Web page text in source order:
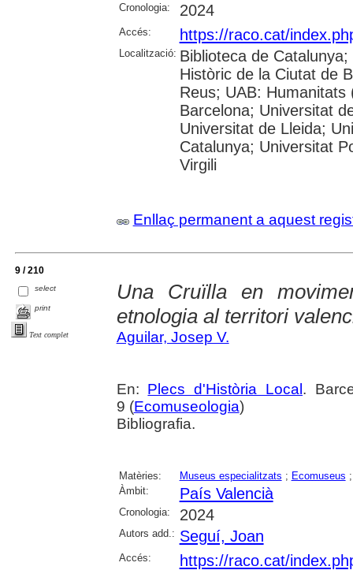
Cronologia: 2024
Accés: https://raco.cat/
Localització: Biblioteca de
Històric de la Ciutat de
Reus; UAB:
Barcelona; Universitat
Universitat de Lleida;
Catalunya; Universitat
Virgili
Enllaç permanent a aquest
9 / 210
select
print
Text complet
Una Cruïlla en
etnologia al territori
Aguilar, Josep V.
En: Plecs d'Història Local .
9 (Ecomuseologia)
Bibliografia.
Matèries: Museus especialitzats ; Ecomuseus
Àmbit:
País Valencià
Cronologia: 2024
Autors add.: Seguí, Joan
Accés: https://raco.cat/